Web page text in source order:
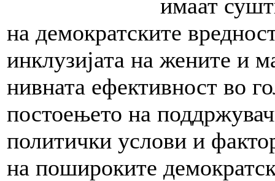
имаат
на демократските
инклузијата на жените и
нивната ефективност во
постоењето на
политички услови и
на пошироките